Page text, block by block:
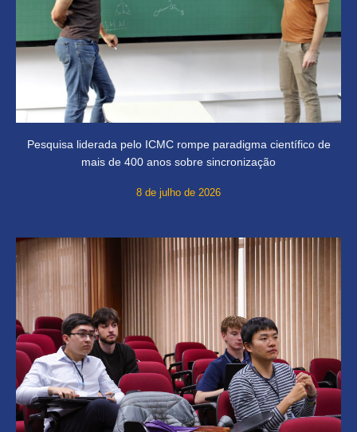
Pesquisa liderada pelo ICMC rompe paradigma científico de
mais de 400 anos sobre sincronização
8 de julho de 2026